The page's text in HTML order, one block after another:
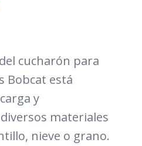
cucharón para
Bobcat está
y
materiales
nieve o grano.